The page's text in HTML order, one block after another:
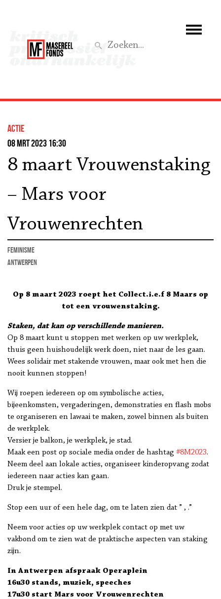
Wat we doen
Aktief
actie
08 mrt 2023 16:30
8 maart Vrouwenstaking
– Mars voor
Vrouwenrechten
feminisme
Antwerpen
Op 8 maart 2023 roept het Collect.i.e.f 8 Maars op
tot een vrouwenstaking.
Staken, dat kan op verschillende manieren.
Op 8 maart kunt u stoppen met werken op uw werkplek,
thuis geen huishoudelijk werk doen, niet naar de les gaan.
Wees solidair met stakende vrouwen, maar ook met hen die
nooit kunnen stoppen!
Wij roepen iedereen op om symbolische acties,
bijeenkomsten, vergaderingen, demonstraties en flash mobs
te organiseren en lawaai te maken, zowel binnen als buiten
de werkplek.
Versier je balkon, je werkplek, je stad.
Maak een post op sociale media onder de hashtag #8M2023.
Neem deel aan lokale acties, organiseer kinderopvang zodat
iedereen naar acties kan gaan.
Druk je stempel.
Stop een uur of een hele dag, om te laten zien dat ” , .”
Neem voor acties op uw werkplek contact op met uw
vakbond om te zien wat de praktische aspecten van staking
zijn.
In Antwerpen afspraak Operaplein
16u30 stands, muziek, speeches
17u30 start Mars voor Vrouwenrechten